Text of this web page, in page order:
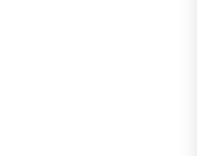
søges til dynamisk